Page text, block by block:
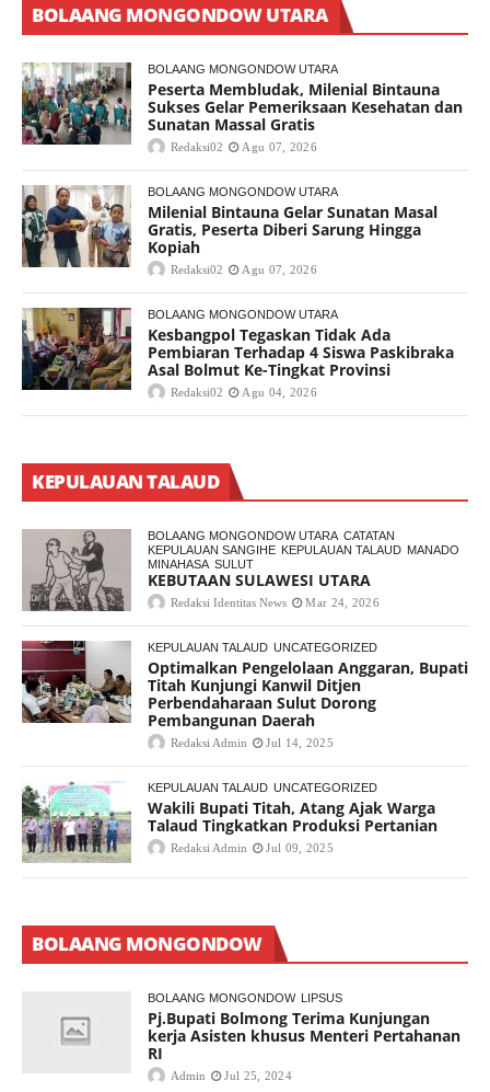
BOLAANG MONGONDOW UTARA
BOLAANG MONGONDOW UTARA
Peserta Membludak, Milenial Bintauna
Sukses Gelar Pemeriksaan Kesehatan dan
Sunatan Massal Gratis
Redaksi02 Agu 07, 2026
BOLAANG MONGONDOW UTARA
Milenial Bintauna Gelar Sunatan Masal
Gratis, Peserta Diberi Sarung Hingga
Kopiah
Redaksi02 Agu 07, 2026
BOLAANG MONGONDOW UTARA
Kesbangpol Tegaskan Tidak Ada
Pembiaran Terhadap 4 Siswa Paskibraka
Asal Bolmut Ke-Tingkat Provinsi
Redaksi02 Agu 04, 2026
KEPULAUAN TALAUD
BOLAANG MONGONDOW UTARA CATATAN
KEPULAUAN SANGIHE KEPULAUAN TALAUD MANADO
MINAHASA SULUT
KEBUTAAN SULAWESI UTARA
Redaksi Identitas News Mar 24, 2026
KEPULAUAN TALAUD UNCATEGORIZED
Optimalkan Pengelolaan Anggaran, Bupati
Titah Kunjungi Kanwil Ditjen
Perbendaharaan Sulut Dorong
Pembangunan Daerah
Redaksi Admin Jul 14, 2025
KEPULAUAN TALAUD UNCATEGORIZED
Wakili Bupati Titah, Atang Ajak Warga
Talaud Tingkatkan Produksi Pertanian
Redaksi Admin Jul 09, 2025
BOLAANG MONGONDOW
BOLAANG MONGONDOW LIPSUS
Pj.Bupati Bolmong Terima Kunjungan
kerja Asisten khusus Menteri Pertahanan
RI
Admin Jul 25, 2024